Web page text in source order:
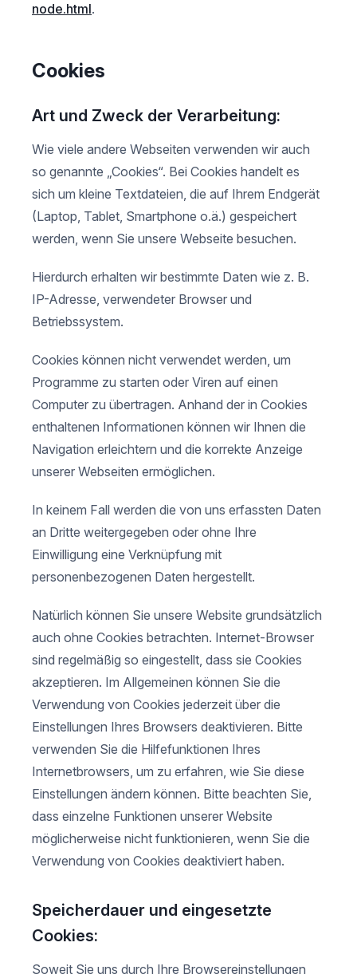
node.html.
Cookies
Art und Zweck der Verarbeitung:
Wie viele andere Webseiten verwenden wir auch
so genannte „Cookies“. Bei Cookies handelt es
sich um kleine Textdateien, die auf Ihrem Endgerät
(Laptop, Tablet, Smartphone o.ä.) gespeichert
werden, wenn Sie unsere Webseite besuchen.
Hierdurch erhalten wir bestimmte Daten wie z. B.
IP-Adresse, verwendeter Browser und
Betriebssystem.
Cookies können nicht verwendet werden, um
Programme zu starten oder Viren auf einen
Computer zu übertragen. Anhand der in Cookies
enthaltenen Informationen können wir Ihnen die
Navigation erleichtern und die korrekte Anzeige
unserer Webseiten ermöglichen.
In keinem Fall werden die von uns erfassten Daten
an Dritte weitergegeben oder ohne Ihre
Einwilligung eine Verknüpfung mit
personenbezogenen Daten hergestellt.
Natürlich können Sie unsere Website grundsätzlich
auch ohne Cookies betrachten. Internet-Browser
sind regelmäßig so eingestellt, dass sie Cookies
akzeptieren. Im Allgemeinen können Sie die
Verwendung von Cookies jederzeit über die
Einstellungen Ihres Browsers deaktivieren. Bitte
verwenden Sie die Hilfefunktionen Ihres
Internetbrowsers, um zu erfahren, wie Sie diese
Einstellungen ändern können. Bitte beachten Sie,
dass einzelne Funktionen unserer Website
möglicherweise nicht funktionieren, wenn Sie die
Verwendung von Cookies deaktiviert haben.
Speicherdauer und eingesetzte
Cookies:
Soweit Sie uns durch Ihre Browsereinstellungen